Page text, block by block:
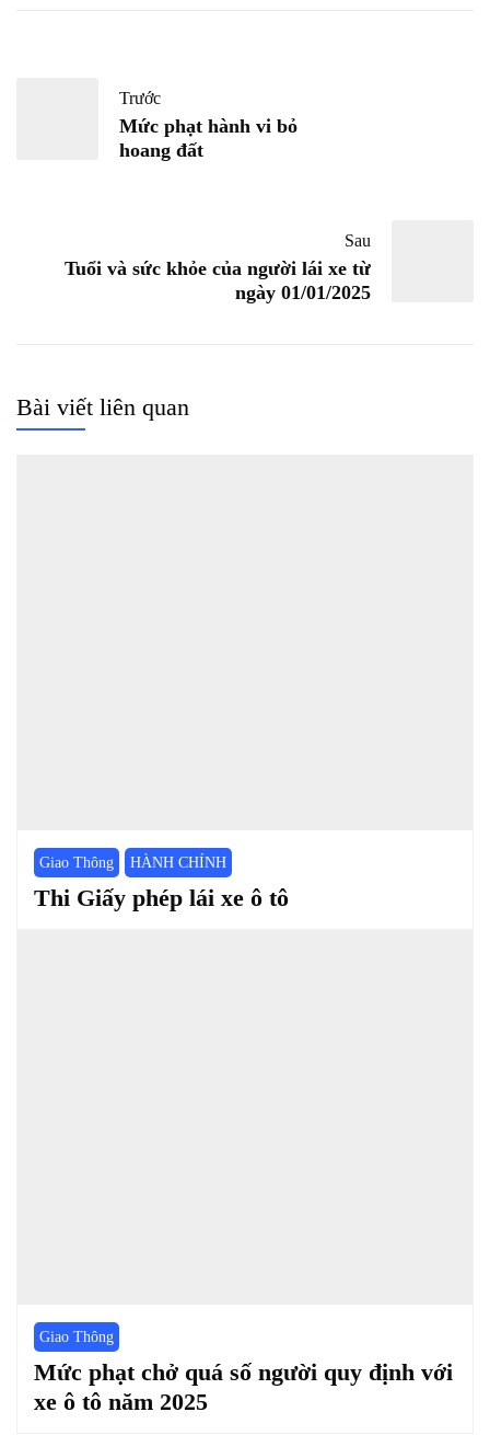
Trước
Mức phạt hành vi bỏ
hoang đất
Sau
Tuổi và sức khỏe của người lái xe từ
ngày 01/01/2025
Bài viết liên quan
Giao Thông HÀNH CHÍNH
Thi Giấy phép lái xe ô tô
Giao Thông
Mức phạt chở quá số người quy định với
xe ô tô năm 2025